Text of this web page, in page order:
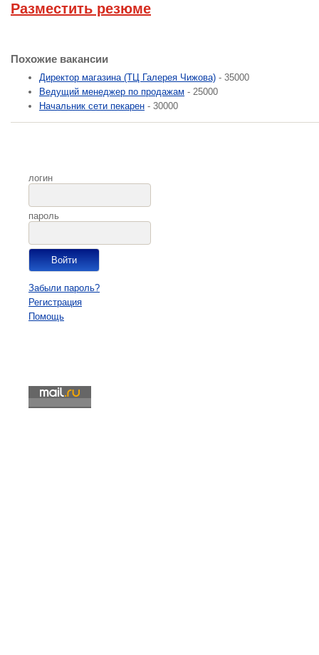
Разместить резюме
Похожие вакансии
Директор магазина (ТЦ Галерея Чижова) - 35000
Ведущий менеджер по продажам - 25000
Начальник сети пекарен - 30000
логин
пароль
Забыли пароль?
Регистрация
Помощь